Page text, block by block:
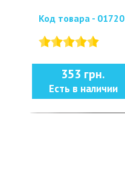
Код товара - 01720
353 грн.
Есть в наличии